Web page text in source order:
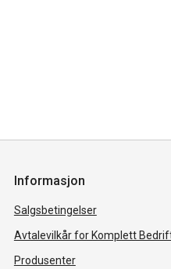
Informasjon
Salgsbetingelser
Avtalevilkår for Komplett
Produsenter